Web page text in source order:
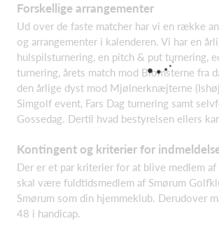
Forskellige arrangementer
Ud over de faste matcher har vi en række
og arrangementer i kalenderen. Vi har en
hulspilsturnering, en pitch & put turnering,
turnering, årets match mod Blomsterne fra
den årlige dyst mod Mjølnerknæjterne
Simgolf event, Fars Dag turnering samt
Gossedag. Dertil hvad bestyrelsen ellers
Kontingent og kriterier for
Der er et par kriterier for at blive medlem af
skal være fuldtidsmedlem af Smørum
Smørum som din hjemmeklub. Derudover
48 i handicap.